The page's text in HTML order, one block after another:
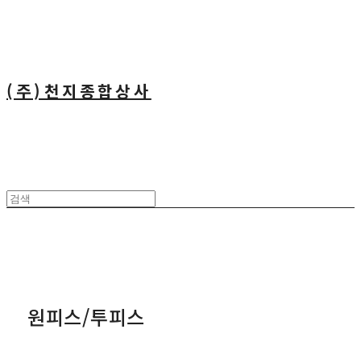
(주)천지종합상사
원피스/투피스